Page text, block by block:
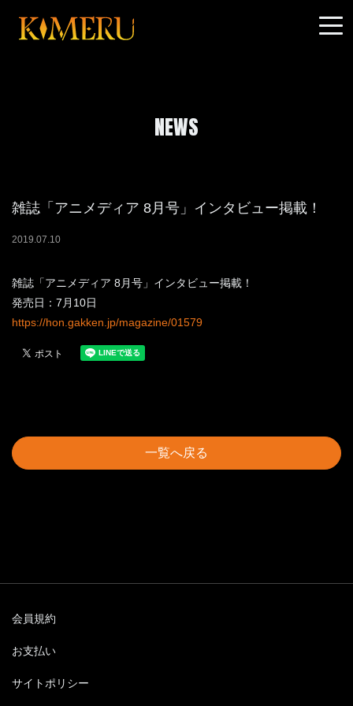
NEWS
雑誌「アニメディア 8月号」インタビュー掲載！
2019.07.10
雑誌「アニメディア 8月号」インタビュー掲載！
発売日：7月10日
https://hon.gakken.jp/magazine/01579
一覧へ戻る
会員規約
お支払い
サイトポリシー